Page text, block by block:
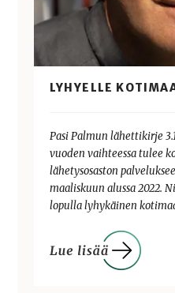
LYHYELLE
Pasi Palmun lähettikirje
vuoden vaihteessa tulee
lähetysosaston
maaliskuun alussa 2022.
lopulla lyhykäinen